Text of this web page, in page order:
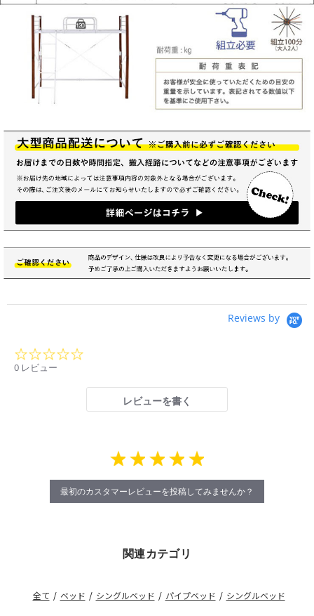
Reviews by
0 レビュー
レビューを書く
最初のカスタマーレビューを投稿してみませんか？
関連カテゴリ
全て / ベッド / シングルベッド / パイプベッド / シングルベッド